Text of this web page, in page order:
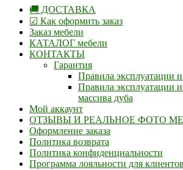
🚚 ДОСТАВКА
☑ Как оформить заказ
Заказ мебели
КАТАЛОГ мебели
КОНТАКТЫ
Гарантия
Правила эксплуатации
Правила эксплуатации
массива дуба
Мой аккаунт
ОТЗЫВЫ И РЕАЛЬНОЕ ФОТО
Оформление заказа
Политика возврата
Политика конфиденциальности
Программа лояльности для клиентов